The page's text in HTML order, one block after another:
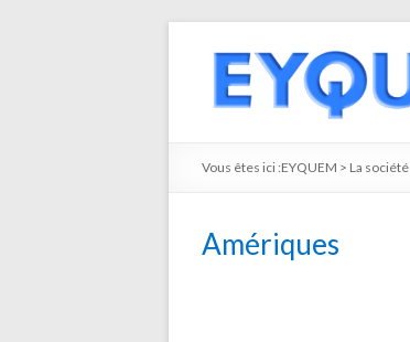
Vous êtes ici :EYQUEM > La société
Amériques